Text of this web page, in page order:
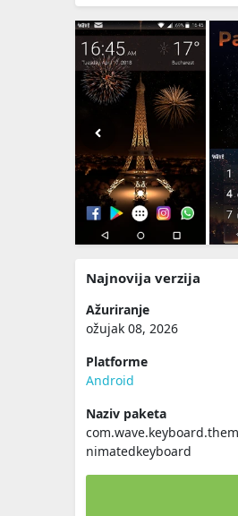
Najnovija verzija
Ažuriranje
ožujak 08, 2026
Platforme
Android
Naziv paketa
nimatedkeyboard